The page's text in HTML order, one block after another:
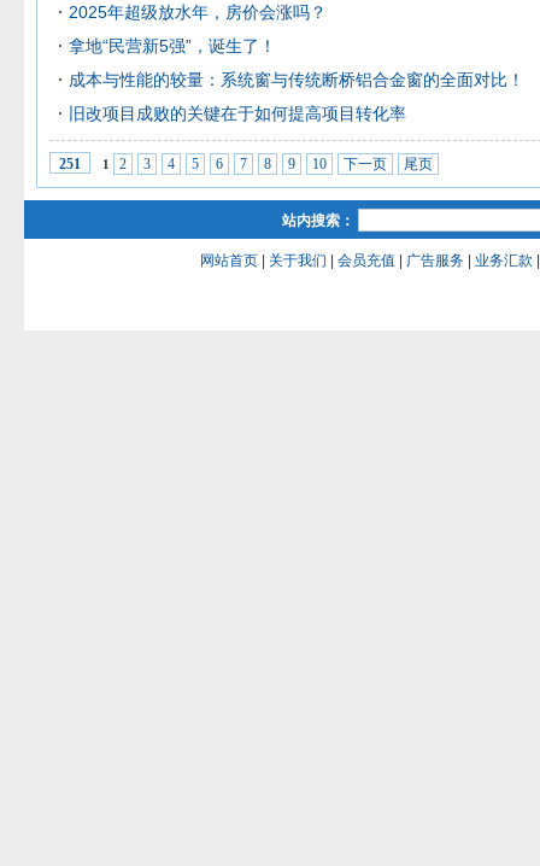
2025年超级放水年，房价会涨吗？
拿地“民营新5强”，诞生了！
成本与性能的较量：系统窗与传统断桥铝合金窗的全面对比！
旧改项目成败的关键在于如何提高项目转化率
251 1 2 3 4 5 6 7 8 9 10 下一页 尾页
站内搜索：
网站首页 关于我们 会员充值 广告服务 业务汇款